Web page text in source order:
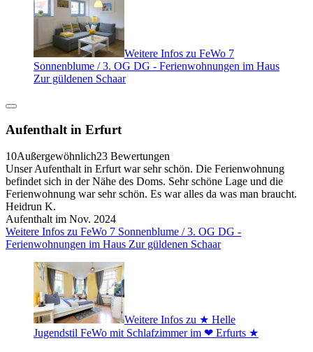
Weitere Infos zu FeWo 7
Sonnenblume / 3. OG DG - Ferienwohnungen im Haus
Zur güldenen Schaar
Aufenthalt in Erfurt
10Außergewöhnlich23 Bewertungen
Unser Aufenthalt in Erfurt war sehr schön. Die Ferienwohnung
befindet sich in der Nähe des Doms. Sehr schöne Lage und die
Ferienwohnung war sehr schön. Es war alles da was man braucht.
Heidrun K.
Aufenthalt im Nov. 2024
Weitere Infos zu FeWo 7 Sonnenblume / 3. OG DG -
Ferienwohnungen im Haus Zur güldenen Schaar
Weitere Infos zu ★ Helle
Jugendstil FeWo mit Schlafzimmer im ❤ Erfurts ★